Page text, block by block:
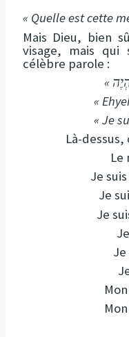
« Quelle est cette
Mais Dieu, bien
visage, mais qui
célèbre parole :
«
« Je
Là-
Le
Je
Je
Je